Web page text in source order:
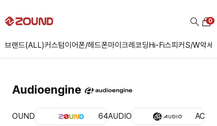
브랜드(ALL)커스텀이어폰/헤드폰마이크레코딩Hi-Fi스피커S/W악세
0
Audioengine
ZOUND 64AUDIO ACS